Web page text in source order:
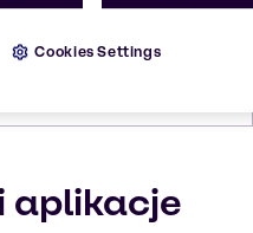
g/cc
aplikacje
Cookies Settings